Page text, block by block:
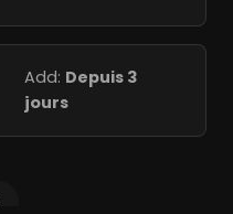
Add: Depuis 3
jours